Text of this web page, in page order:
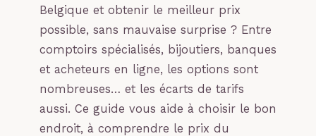
Belgique et obtenir le meilleur prix
possible, sans mauvaise surprise ? Entre
comptoirs spécialisés, bijoutiers, banques
et acheteurs en ligne, les options sont
nombreuses… et les écarts de tarifs
aussi. Ce guide vous aide à choisir le bon
endroit, à comprendre le prix du